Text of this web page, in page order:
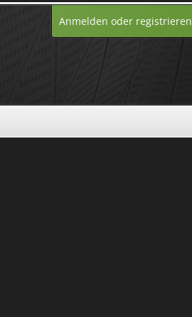
Anmelden oder registrieren